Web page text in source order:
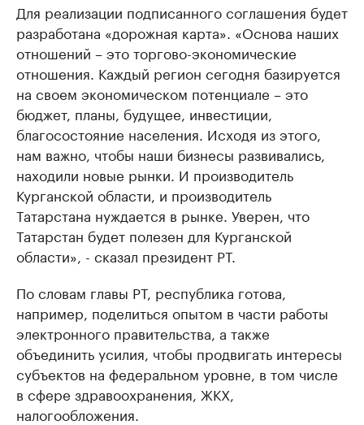
Для реализации подписанного соглашения будет
разработана «дорожная карта». «Основа наших
отношений – это торгово-экономические
отношения. Каждый регион сегодня базируется
на своем экономическом потенциале – это
бюджет, планы, будущее, инвестиции,
благосостояние населения. Исходя из этого,
нам важно, чтобы наши бизнесы развивались,
находили новые рынки. И производитель
Курганской области, и производитель
Татарстана нуждается в рынке. Уверен, что
Татарстан будет полезен для Курганской
области», - сказал президент РТ.
По словам главы РТ, республика готова,
например, поделиться опытом в части работы
электронного правительства, а также
объединить усилия, чтобы продвигать интересы
субъектов на федеральном уровне, в том числе
в сфере здравоохранения, ЖКХ,
налогообложения.